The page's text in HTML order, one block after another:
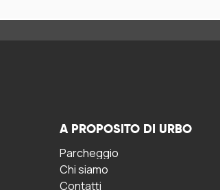
A PROPOSITO DI URBO
Parcheggio
Chi siamo
Contatti